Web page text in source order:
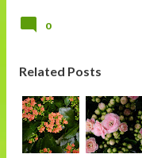
0
Related Posts